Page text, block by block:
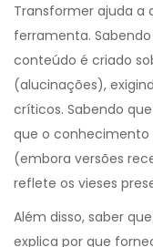
Transformer ajuda a
ferramenta.
conteúdo é criado
(alucinações),
críticos. Sabendo
que o
(embora versões
reflete os vieses
Além disso, saber
explica por que